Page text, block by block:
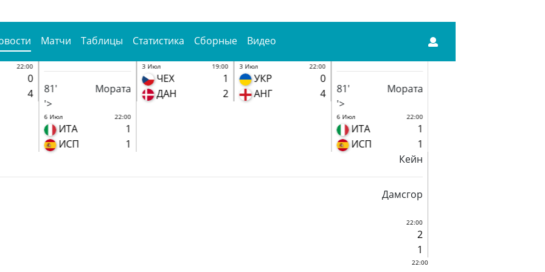
Матчи Таблицы Статистика Сборные Видео
22:00
0
4 81'
Мората
'>
6 Июл 22:00
ИТА
1
ИСП
1
3 Июл 19:00
ЧЕХ
1
ДАН
2
3 Июл 22:00
УКР
0
АНГ
4 81'
Мората
'>
6 Июл 22:00
ИТА
1
ИСП
1
Кейн
Дамсгор
22:00
2
1
22:00